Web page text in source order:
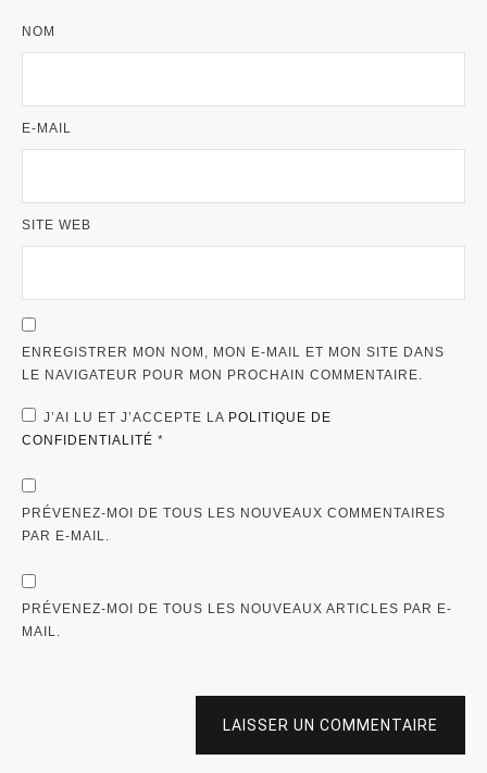
NOM
E-MAIL
SITE WEB
ENREGISTRER MON NOM, MON E-MAIL ET MON SITE DANS
LE NAVIGATEUR POUR MON PROCHAIN COMMENTAIRE.
J’AI LU ET J’ACCEPTE LA POLITIQUE DE
CONFIDENTIALITÉ *
PRÉVENEZ-MOI DE TOUS LES NOUVEAUX COMMENTAIRES
PAR E-MAIL.
PRÉVENEZ-MOI DE TOUS LES NOUVEAUX ARTICLES PAR E-
MAIL.
LAISSER UN COMMENTAIRE